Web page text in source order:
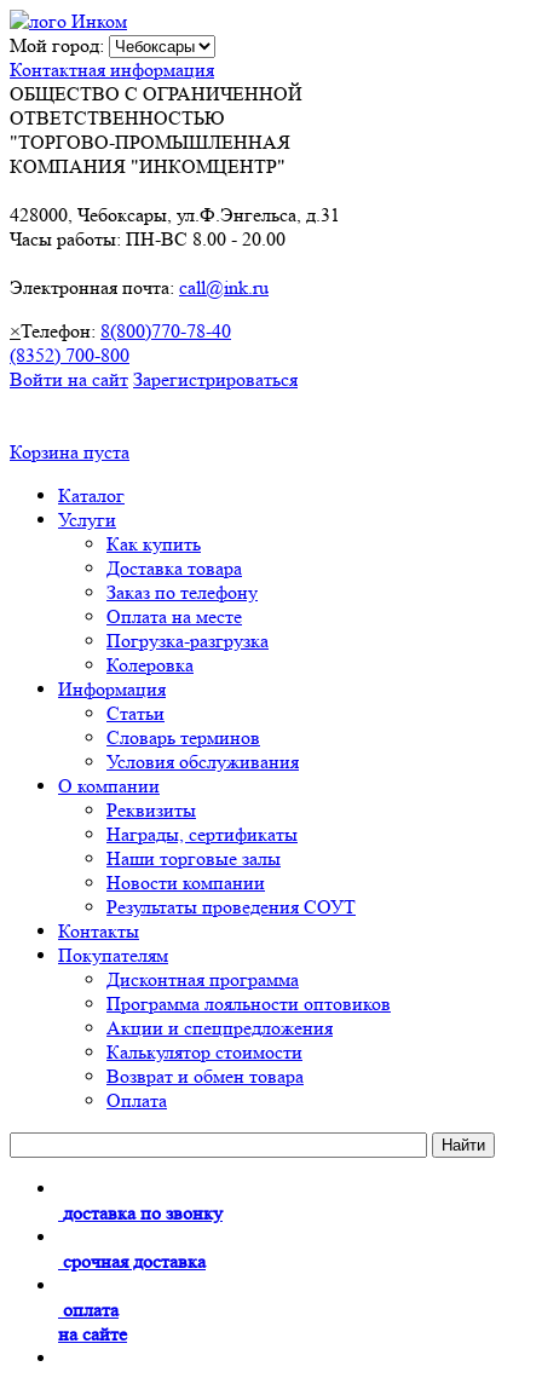
Мой город:
Контактная информация
ОБЩЕСТВО С ОГРАНИЧЕННОЙ
ОТВЕТСТВЕННОСТЬЮ
"ТОРГОВО-ПРОМЫШЛЕННАЯ
КОМПАНИЯ "ИНКОМЦЕНТР"
428000, Чебоксары, ул.Ф.Энгельса, д.31
Часы работы: ПН-ВС 8.00 - 20.00
Электронная почта: call@ink.ru
×Телефон: 8(800)770-78-40
(8352) 700-800
Войти на сайт Зарегистрироваться
Корзина пуста
Каталог
Услуги
Как купить
Доставка товара
Заказ по телефону
Оплата на месте
Погрузка-разгрузка
Колеровка
Информация
Статьи
Словарь терминов
Условия обслуживания
О компании
Реквизиты
Награды, сертификаты
Наши торговые залы
Новости компании
Результаты проведения СОУТ
Контакты
Покупателям
Дисконтная программа
Программа лояльности оптовиков
Акции и спецпредложения
Калькулятор стоимости
Возврат и обмен товара
Оплата
доставка по звонку
срочная доставка
оплата
на сайте